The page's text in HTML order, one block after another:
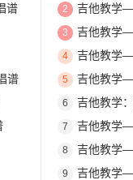
谱
谱
2 吉他教学
3 吉他教学
4 吉他教学
5 吉他教学
6 吉他教学
7 吉他教学
8 吉他教学
9 吉他教学